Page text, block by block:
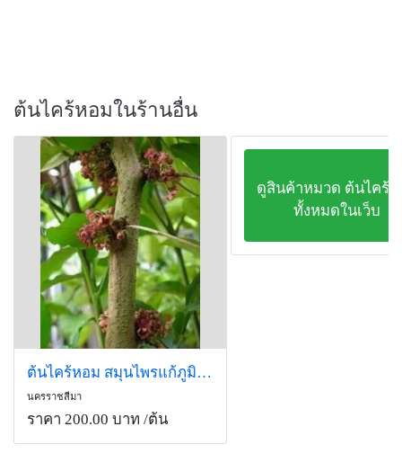
ต้นไคร้หอมในร้านอื่น
ต้นไคร้หอม สมุนไพรแก้ภูมิแพ้ ลดความดันโลหิต
นครราชสีมา
ราคา 200.00 บาท /ต้น
ดูสินค้าหมวด ต้นไคร้
ทั้งหมดในเว็บ